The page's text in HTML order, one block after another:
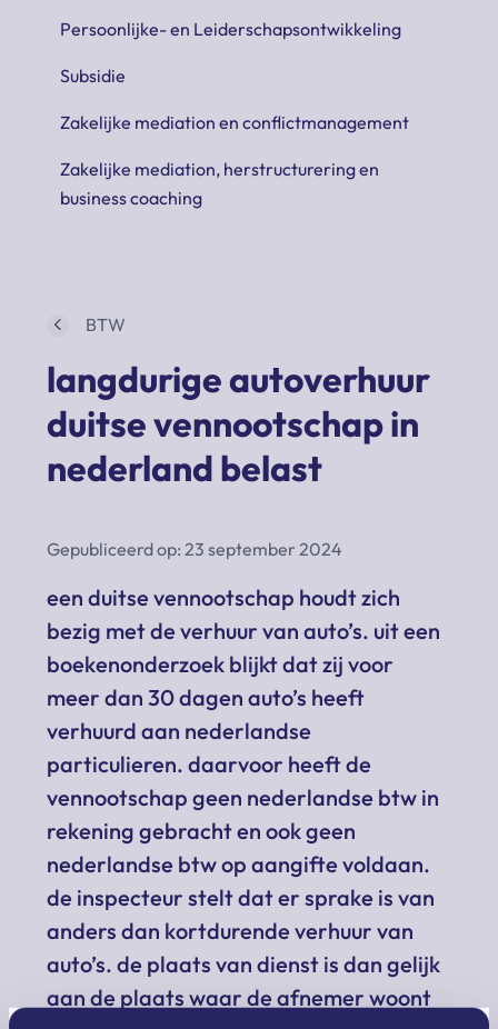
Persoonlijke- en Leiderschapsontwikkeling
Subsidie
Zakelijke mediation en conflictmanagement
Zakelijke mediation, herstructurering en
business coaching
BTW
langdurige autoverhuur
duitse vennootschap in
nederland belast
Gepubliceerd op: 23 september 2024
een duitse vennootschap houdt zich
bezig met de verhuur van auto’s. uit een
boekenonderzoek blijkt dat zij voor
meer dan 30 dagen auto’s heeft
verhuurd aan nederlandse
particulieren. daarvoor heeft de
vennootschap geen nederlandse btw in
rekening gebracht en ook geen
nederlandse btw op aangifte voldaan.
de inspecteur stelt dat er sprake is van
anders dan kortdurende verhuur van
auto’s. de plaats van dienst is dan gelijk
aan de plaats waar de afnemer woont